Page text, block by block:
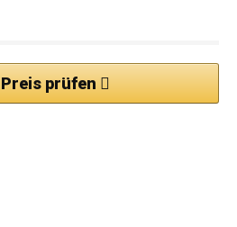
Preis prüfen